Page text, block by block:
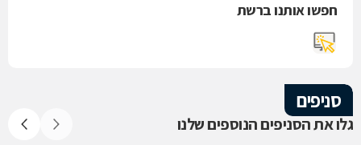
חפשו אותנו ברשת
סניפים
גלו את הסניפים הנוספים שלנו